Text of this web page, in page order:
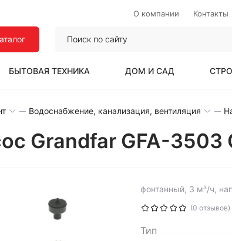
О компании Контакты
БЫТОВАЯ ТЕХНИКА ДОМ И САД
Водоснабжение, канализация, вентиляция
Grandfar GFA-3503
фонтанный, 3 м³/ч,
(0 отзывов)
Тип